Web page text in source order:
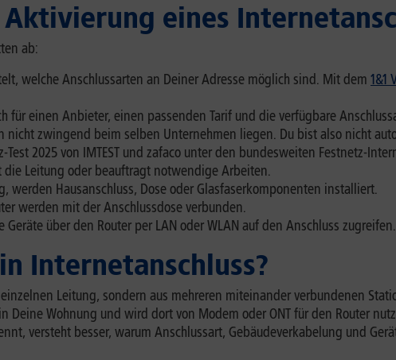
eines
ab:
welche Anschlussarten an Deiner Adresse möglich sind. Mit dem 1&1
für einen Anbieter, einen passenden Tarif und die verfügbare
nicht zwingend beim selben Unternehmen liegen. Du bist also nicht
2025 von IMTEST und zafaco unter den bundesweiten Festnetz-
die Leitung oder beauftragt notwendige Arbeiten.
werden Hausanschluss, Dose oder Glasfaserkomponenten installiert.
werden mit der Anschlussdose verbunden.
Geräte über den Router per LAN oder WLAN auf den Anschluss zugreifen.
Internetanschluss?
Leitung, sondern aus mehreren miteinander verbundenen
Deine Wohnung und wird dort von Modem oder ONT für den Router
versteht besser, warum Anschlussart, Gebäudeverkabelung und